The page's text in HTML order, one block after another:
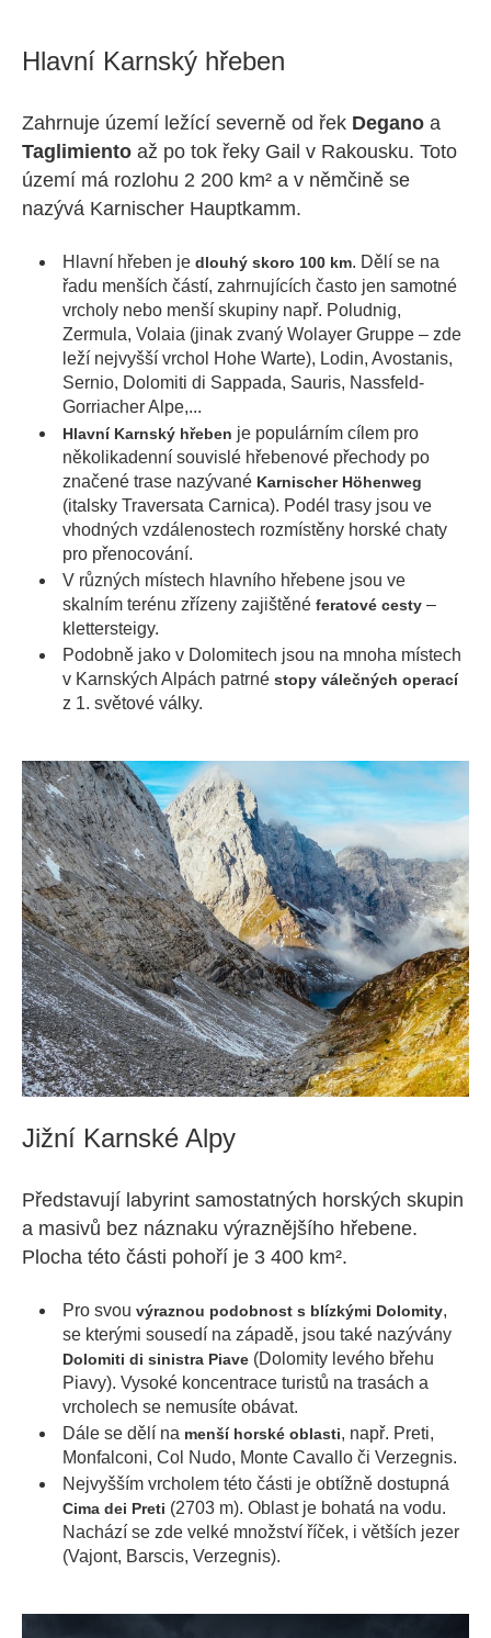
Hlavní Karnský hřeben
Zahrnuje území ležící severně od řek Degano a
Taglimiento až po tok řeky Gail v Rakousku. Toto
území má rozlohu 2 200 km² a v němčině se
nazývá Karnischer Hauptkamm.
Hlavní hřeben je dlouhý skoro 100 km. Dělí se na
řadu menších částí, zahrnujících často jen samotné
vrcholy nebo menší skupiny např. Poludnig,
Zermula, Volaia (jinak zvaný Wolayer Gruppe – zde
leží nejvyšší vrchol Hohe Warte), Lodin, Avostanis,
Sernio, Dolomiti di Sappada, Sauris, Nassfeld-
Gorriacher Alpe,...
Hlavní Karnský hřeben je populárním cílem pro
několikadenní souvislé hřebenové přechody po
značené trase nazývané Karnischer Höhenweg
(italsky Traversata Carnica). Podél trasy jsou ve
vhodných vzdálenostech rozmístěny horské chaty
pro přenocování.
V různých místech hlavního hřebene jsou ve
skalním terénu zřízeny zajištěné feratové cesty –
klettersteigy.
Podobně jako v Dolomitech jsou na mnoha místech
v Karnských Alpách patrné stopy válečných operací
z 1. světové války.
Jižní Karnské Alpy
Představují labyrint samostatných horských skupin
a masivů bez náznaku výraznějšího hřebene.
Plocha této části pohoří je 3 400 km².
Pro svou výraznou podobnost s blízkými Dolomity,
se kterými sousedí na západě, jsou také nazývány
Dolomiti di sinistra Piave (Dolomity levého břehu
Piavy). Vysoké koncentrace turistů na trasách a
vrcholech se nemusíte obávat.
Dále se dělí na menší horské oblasti, např. Preti,
Monfalconi, Col Nudo, Monte Cavallo či Verzegnis.
Nejvyšším vrcholem této části je obtížně dostupná
Cima dei Preti (2703 m). Oblast je bohatá na vodu.
Nachází se zde velké množství říček, i větších jezer
(Vajont, Barscis, Verzegnis).